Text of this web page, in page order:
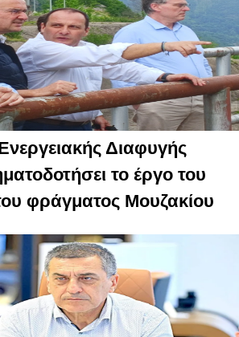
Διαφυγής
το έργο του
φράγματος Μουζακίου